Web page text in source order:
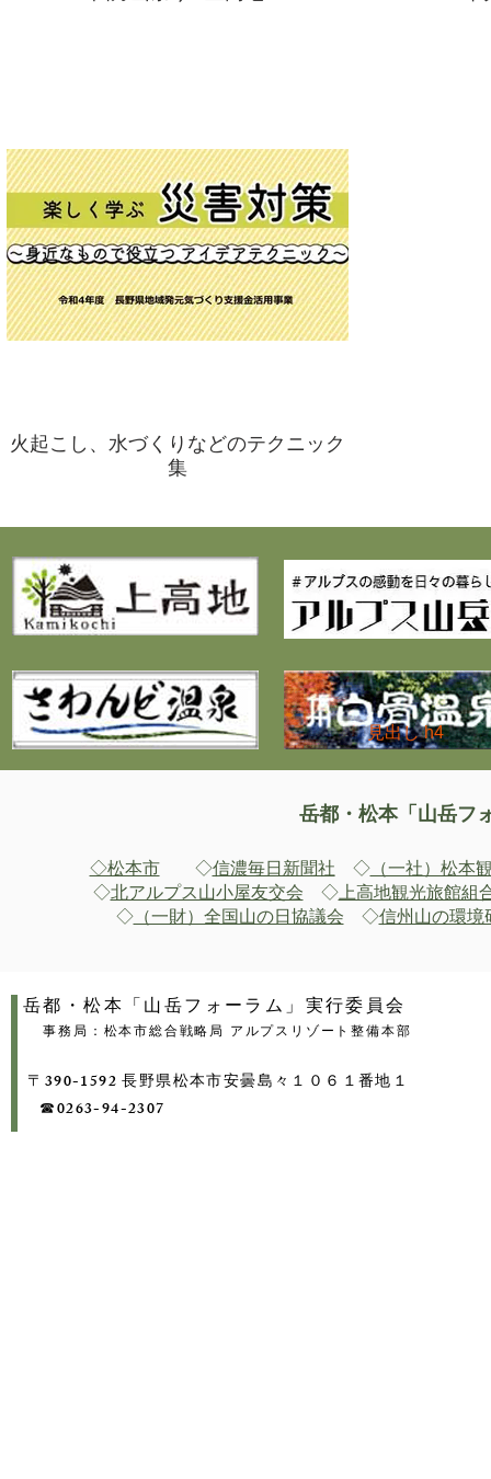
火起こし、水づくりなどのテクニック
集
見出し h4
岳都・松本「山岳フ
◇松本市◇信濃毎日新聞社 ◇（一社）松本
◇北アルプス山小屋友交会 ◇上高地観光旅館組
◇（一財）全国山の日協議会 ◇信州山の環境
岳都・松本「山岳フォーラム」実行委員会
事務局：松本市総合戦略局 アルプスリゾート整備本部
〒390-1592 長野県松本市安曇島々１０６１番地１
​ ☎0263-94-2307